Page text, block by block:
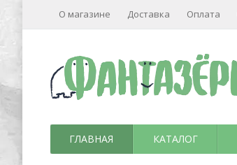
О магазине Доставка Оплата
ГЛАВНАЯ КАТАЛОГ